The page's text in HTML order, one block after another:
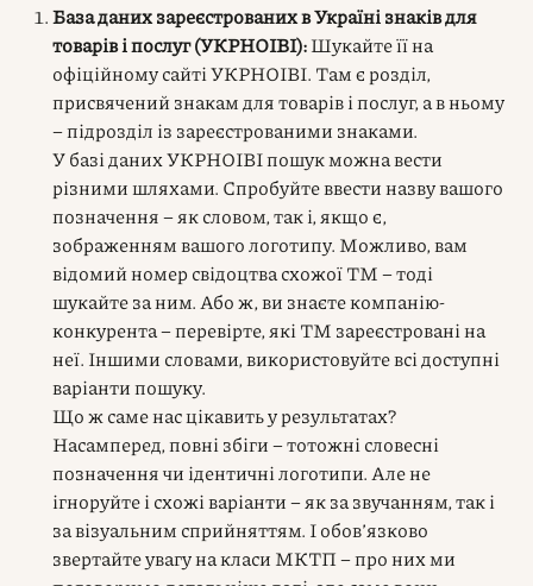
База даних зареєстрованих в Україні знаків для
товарів і послуг (УКРНОІВІ):Шукайте її на
офіційному сайті УКРНОІВІ. Там є розділ,
присвячений знакам для товарів і послуг, а в ньому
– підрозділ із зареєстрованими знаками.
У базі даних УКРНОІВІ пошук можна вести
різними шляхами. Спробуйте ввести назву вашого
позначення – як словом, так і, якщо є,
зображенням вашого логотипу. Можливо, вам
відомий номер свідоцтва схожої ТМ – тоді
шукайте за ним. Або ж, ви знаєте компанію-
конкурента – перевірте, які ТМ зареєстровані на
неї. Іншими словами, використовуйте всі доступні
варіанти пошуку.
Що ж саме нас цікавить у результатах?
Насамперед, повні збіги – тотожні словесні
позначення чи ідентичні логотипи. Але не
ігноруйте і схожі варіанти – як за звучанням, так і
за візуальним сприйняттям. І обов’язково
звертайте увагу на класи МКТП – про них ми